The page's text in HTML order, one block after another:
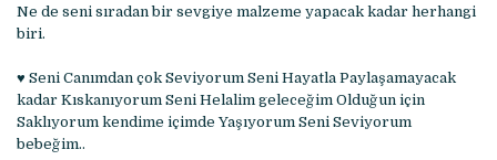
Ne de seni sıradan bir sevgiye malzeme yapacak kadar herhangi
biri.
♥ Seni Canımdan çok Seviyorum Seni Hayatla Paylaşamayacak
kadar Kıskanıyorum Seni Helalim geleceğim Olduğun için
Saklıyorum kendime içimde Yaşıyorum Seni Seviyorum
bebeğim..